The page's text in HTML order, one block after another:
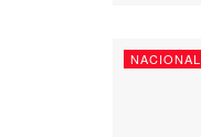
NACIONAL